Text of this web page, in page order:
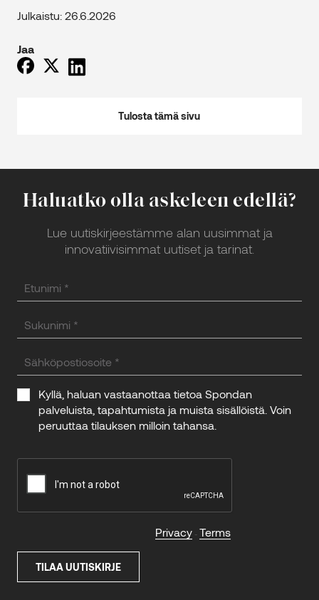
Julkaistu: 26.6.2026
Jaa
Tulosta tämä sivu